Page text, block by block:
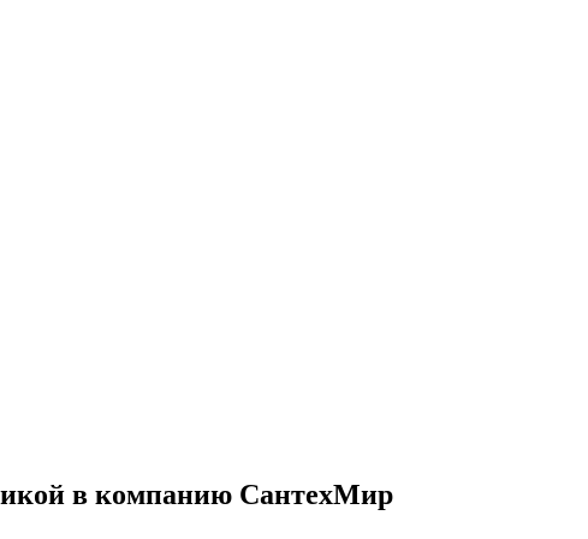
в компанию СантехМир